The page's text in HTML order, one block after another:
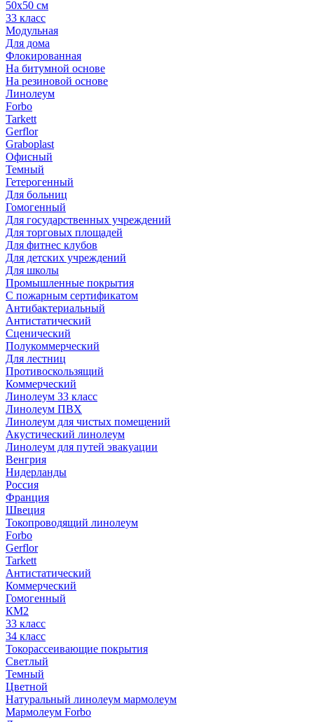
50х50 см
33 класс
Модульная
Для дома
Флокированная
На битумной основе
На резиновой основе
Линолеум
Forbo
Tarkett
Gerflor
Graboplast
Офисный
Темный
Гетерогенный
Для больниц
Гомогенный
Для государственных учреждений
Для торговых площадей
Для фитнес клубов
Для детских учреждений
Для школы
Промышленные покрытия
С пожарным сертификатом
Антибактериальный
Антистатический
Сценический
Полукоммерческий
Для лестниц
Противоскользящий
Коммерческий
Линолеум 33 класс
Линолеум ПВХ
Линолеум для чистых помещений
Акустический линолеум
Линолеум для путей эвакуации
Венгрия
Нидерланды
Россия
Франция
Швеция
Токопроводящий линолеум
Forbo
Gerflor
Tarkett
Антистатический
Коммерческий
Гомогенный
КМ2
33 класс
34 класс
Токорассеивающие покрытия
Светлый
Темный
Цветной
Натуральный линолеум мармолеум
Мармолеум Forbo